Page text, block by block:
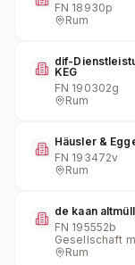
FN 18930p
Rum
dif-
KEG
FN 190302g
Rum
Häusler &
FN 193472v
Rum
de kaan
FN 195552b
Gesellschaft
Rum